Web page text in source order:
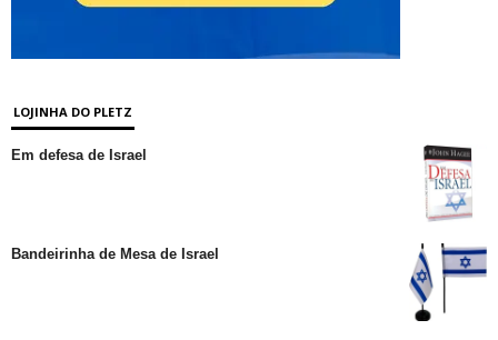
LOJINHA DO PLETZ
Em defesa de Israel
Bandeirinha de Mesa de Israel